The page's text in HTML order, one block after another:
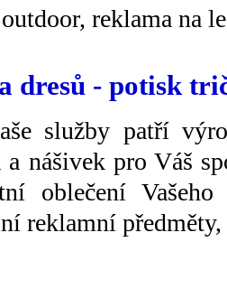
reklama na
dresů - potisk
služby patří
a nášivek pro Váš
oblečení
reklamní